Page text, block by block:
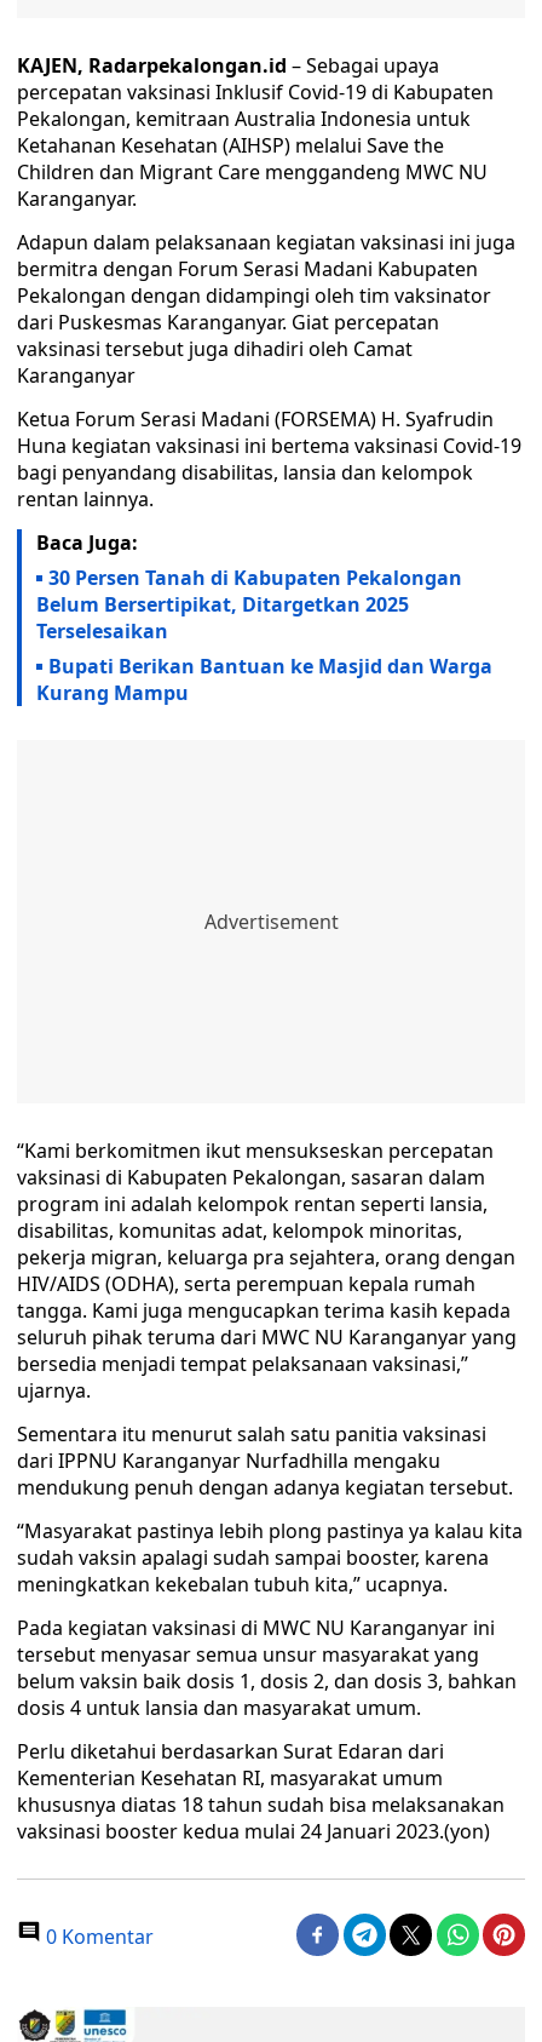
KAJEN, Radarpekalongan.id – Sebagai upaya
percepatan vaksinasi Inklusif Covid-19 di Kabupaten
Pekalongan, kemitraan Australia Indonesia untuk
Ketahanan Kesehatan (AIHSP) melalui Save the
Children dan Migrant Care menggandeng MWC NU
Karanganyar.
Adapun dalam pelaksanaan kegiatan vaksinasi ini juga
bermitra dengan Forum Serasi Madani Kabupaten
Pekalongan dengan didampingi oleh tim vaksinator
dari Puskesmas Karanganyar. Giat percepatan
vaksinasi tersebut juga dihadiri oleh Camat
Karanganyar
Ketua Forum Serasi Madani (FORSEMA) H. Syafrudin
Huna kegiatan vaksinasi ini bertema vaksinasi Covid-19
bagi penyandang disabilitas, lansia dan kelompok
rentan lainnya.
Baca Juga:
30 Persen Tanah di Kabupaten Pekalongan
Belum Bersertipikat, Ditargetkan 2025
Terselesaikan
Bupati Berikan Bantuan ke Masjid dan Warga
Kurang Mampu
“Kami berkomitmen ikut mensukseskan percepatan
vaksinasi di Kabupaten Pekalongan, sasaran dalam
program ini adalah kelompok rentan seperti lansia,
disabilitas, komunitas adat, kelompok minoritas,
pekerja migran, keluarga pra sejahtera, orang dengan
HIV/AIDS (ODHA), serta perempuan kepala rumah
tangga. Kami juga mengucapkan terima kasih kepada
seluruh pihak teruma dari MWC NU Karanganyar yang
bersedia menjadi tempat pelaksanaan vaksinasi,”
ujarnya.
Sementara itu menurut salah satu panitia vaksinasi
dari IPPNU Karanganyar Nurfadhilla mengaku
mendukung penuh dengan adanya kegiatan tersebut.
“Masyarakat pastinya lebih plong pastinya ya kalau kita
sudah vaksin apalagi sudah sampai booster, karena
meningkatkan kekebalan tubuh kita,” ucapnya.
Pada kegiatan vaksinasi di MWC NU Karanganyar ini
tersebut menyasar semua unsur masyarakat yang
belum vaksin baik dosis 1, dosis 2, dan dosis 3, bahkan
dosis 4 untuk lansia dan masyarakat umum.
Perlu diketahui berdasarkan Surat Edaran dari
Kementerian Kesehatan RI, masyarakat umum
khususnya diatas 18 tahun sudah bisa melaksanakan
vaksinasi booster kedua mulai 24 Januari 2023.(yon)
0 Komentar